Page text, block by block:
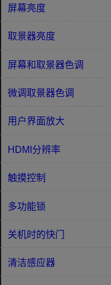
屏幕亮度
取景器亮度
屏幕和取景器色调
微调取景器色调
用户界面放大
HDMI分辨率
触摸控制
多功能锁
关机时的快门
清洁感应器